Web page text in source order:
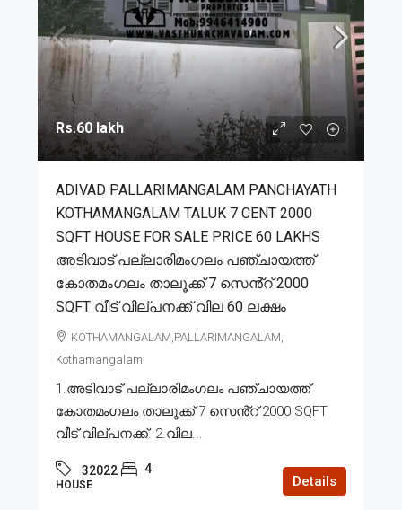
Rs.60 lakh
ADIVAD PALLARIMANGALAM PANCHAYATH
KOTHAMANGALAM TALUK 7 CENT 2000
SQFT HOUSE FOR SALE PRICE 60 LAKHS
അടിവാട് പല്ലാരിമംഗലം പഞ്ചായത്ത്
കോതമംഗലം താലൂക്ക് 7 സെൻ്റ് 2000
SQFT വീട് വില്പനക്ക് വില 60 ലക്ഷം
KOTHAMANGALAM,PALLARIMANGALAM,
Kothamangalam
1.അടിവാട് പല്ലാരിമംഗലം പഞ്ചായത്ത്
കോതമംഗലം താലൂക്ക് 7 സെൻ്റ് 2000 SQFT
വീട് വില്പനക്ക്. 2.വില...
32022 4
HOUSE Details